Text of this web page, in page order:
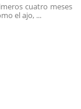
cuatro meses
el ajo, ...